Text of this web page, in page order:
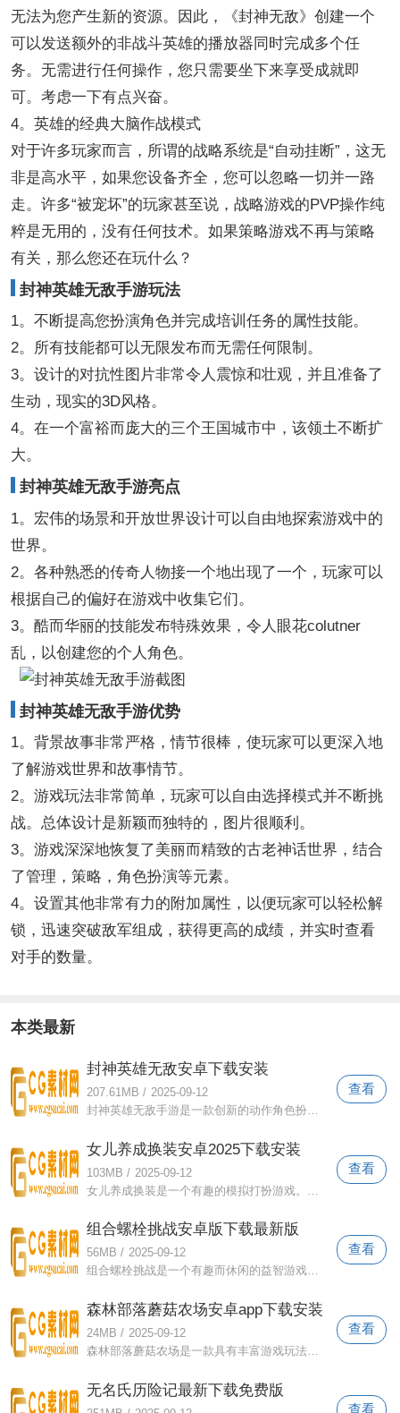
无法为您产生新的资源。因此，《封神无敌》创建一个
可以发送额外的非战斗英雄的播放器同时完成多个任
务。无需进行任何操作，您只需要坐下来享受成就即
可。考虑一下有点兴奋。
4。英雄的经典大脑作战模式
对于许多玩家而言，所谓的战略系统是“自动挂断”，这无
非是高水平，如果您设备齐全，您可以忽略一切并一路
走。许多“被宠坏”的玩家甚至说，战略游戏的PVP操作纯
粹是无用的，没有任何技术。如果策略游戏不再与策略
有关，那么您还在玩什么？
封神英雄无敌手游玩法
1。不断提高您扮演角色并完成培训任务的属性技能。
2。所有技能都可以无限发布而无需任何限制。
3。设计的对抗性图片非常令人震惊和壮观，并且准备了
生动，现实的3D风格。
4。在一个富裕而庞大的三个王国城市中，该领土不断扩
大。
封神英雄无敌手游亮点
1。宏伟的场景和开放世界设计可以自由地探索游戏中的
世界。
2。各种熟悉的传奇人物接一个地出现了一个，玩家可以
根据自己的偏好在游戏中收集它们。
3。酷而华丽的技能发布特殊效果，令人眼花colutner
乱，以创建您的个人角色。
封神英雄无敌手游优势
1。背景故事非常严格，情节很棒，使玩家可以更深入地
了解游戏世界和故事情节。
2。游戏玩法非常简单，玩家可以自由选择模式并不断挑
战。总体设计是新颖而独特的，图片很顺利。
3。游戏深深地恢复了美丽而精致的古老神话世界，结合
了管理，策略，角色扮演等元素。
4。设置其他非常有力的附加属性，以便玩家可以轻松解
锁，迅速突破敌军组成，获得更高的成绩，并实时查看
对手的数量。
本类最新
封神英雄无敌安卓下载安装
207.61MB / 2025-09-12
封神英雄无敌手游是一款创新的动作角色扮演游戏，基于东方神话，玩家可以在游戏中扮演各种英勇的角色，并通过战斗，耕种，升级等逐渐成为无
查看
女儿养成换装安卓2025下载安装
103MB / 2025-09-12
查看
组合螺栓挑战安卓版下载最新版
56MB / 2025-09-12
组合螺栓挑战是一个有趣而休闲的益智游戏。在这个游戏中，玩家需要依靠自己的脑力来获得无尽的乐趣。该游戏也有很多挑战的水平，随着水平的
查看
森林部落蘑菇农场安卓app下载安装
24MB / 2025-09-12
森林部落蘑菇农场是一款具有丰富游戏玩法的业务发展游戏。在这里，您可以真正了解各种部落文化。该游戏采用了总体3D风格，通过解锁新的奖励
查看
无名氏历险记最新下载免费版
查看